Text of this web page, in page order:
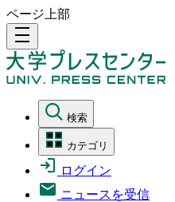
ページ上部
density_medium
検索
カテゴリ
ログイン
ニュースを受信